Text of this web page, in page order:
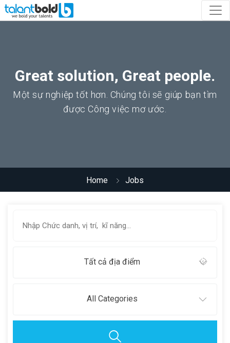
Great solution, Great people.
Một sự nghiệp tốt hơn. Chúng tôi sẽ giúp bạn tìm
được Công việc mơ ước.
Home Jobs
Tất cả địa điểm
All Categories